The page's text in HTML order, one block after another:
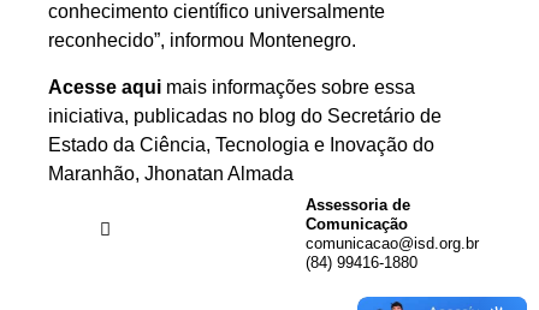
conhecimento científico universalmente
reconhecido”, informou Montenegro.
Acesse aqui mais informações sobre essa
iniciativa, publicadas no blog do Secretário de
Estado da Ciência, Tecnologia e Inovação do
Maranhão, Jhonatan Almada
Assessoria de
Comunicação
comunicacao@isd.org.br
(84) 99416-1880